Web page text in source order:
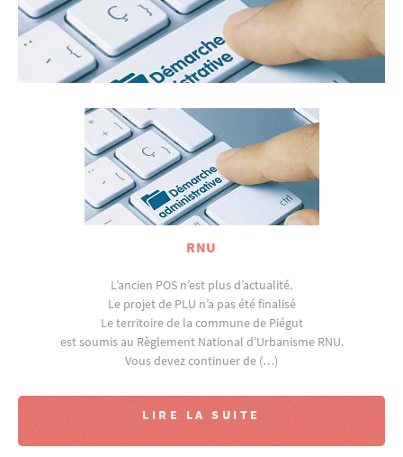
RNU
L’ancien POS n’est plus d’actualité.
Le projet de PLU n’a pas été finalisé
Le territoire de la commune de Piégut
est soumis au Règlement National d’Urbanisme RNU.
Vous devez continuer de (…)
LIRE LA SUITE